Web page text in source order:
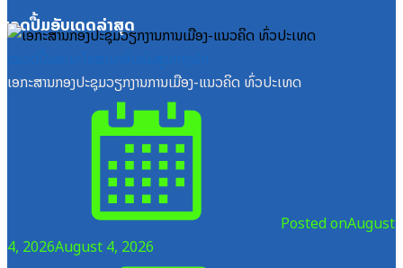
ດປື້ມອັບເດດລ່າສຸດ
ເອກະສານກອງປະຊຸມວຽກງານການເມືອງ-ແນວຄິດ ທົ່ວປະເທດ
Posted onAugust
4, 2026August 4, 2026